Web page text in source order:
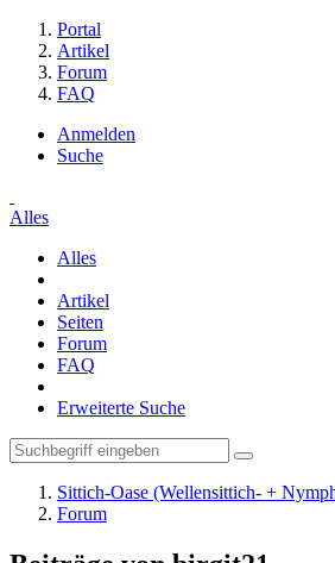
Portal
Artikel
Forum
FAQ
Anmelden
Suche
Alles
Alles
Artikel
Seiten
Forum
FAQ
Erweiterte Suche
Sittich-Oase (Wellensittich- +
Forum